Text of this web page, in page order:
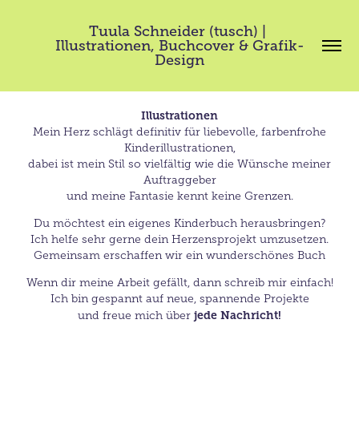
Tuula Schneider (tusch) |
Illustrationen, Buchcover & Grafik-
Design
Illustrationen
Mein Herz schlägt definitiv für liebevolle, farbenfrohe
Kinderillustrationen,
dabei ist mein Stil so vielfältig wie die Wünsche meiner
Auftraggeber
und meine Fantasie kennt keine Grenzen.
Du möchtest ein eigenes Kinderbuch herausbringen?
Ich helfe sehr gerne dein Herzensprojekt umzusetzen.
Gemeinsam erschaffen wir ein wunderschönes Buch
Wenn dir meine Arbeit gefällt, dann schreib mir einfach!
Ich bin gespannt auf neue, spannende Projekte
und freue mich über jede Nachricht!